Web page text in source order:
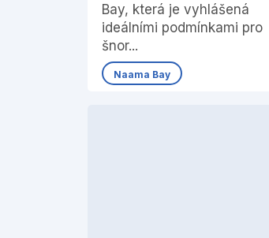
Bay, která je vyhlášená
ideálními podmínkami pro
šnor...
Naama Bay